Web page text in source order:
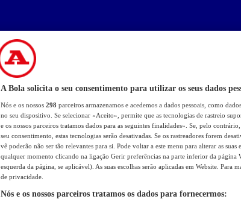
A Bola solicita o seu consentimento para utilizar os seus dados
Nós e os nossos 298 parceiros armazenamos e acedemos a dados pessoais, como
no seu dispositivo. Se selecionar «Aceito», permite que as tecnologias de rastreio
e os nossos parceiros tratamos dados para as seguintes finalidades». Se, pelo
seu consentimento, estas tecnologias serão desativadas. Se os rastreadores forem
vê poderão não ser tão relevantes para si. Pode voltar a este menu para alterar as
qualquer momento clicando na ligação Gerir preferências na parte inferior da página
esquerda da página, se aplicável). As suas escolhas serão aplicadas em Website. Para
de privacidade.
Nós e os nossos parceiros tratamos os dados para fornecermos: